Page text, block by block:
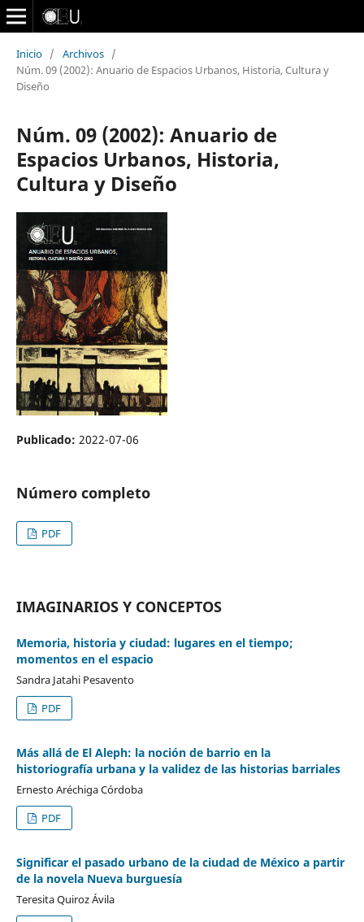
Inicio / Archivos /
Núm. 09 (2002): Anuario de Espacios Urbanos, Historia, Cultura y
Diseño
Núm. 09 (2002): Anuario de
Espacios Urbanos, Historia,
Cultura y Diseño
Publicado: 2022-07-06
Número completo
PDF
IMAGINARIOS Y CONCEPTOS
Memoria, historia y ciudad: lugares en el tiempo;
momentos en el espacio
Sandra Jatahi Pesavento
PDF
Más allá de El Aleph: la noción de barrio en la
historiografía urbana y la validez de las historias barriales
Ernesto Aréchiga Córdoba
PDF
Significar el pasado urbano de la ciudad de México a partir
de la novela Nueva burguesía
Teresita Quiroz Ávila